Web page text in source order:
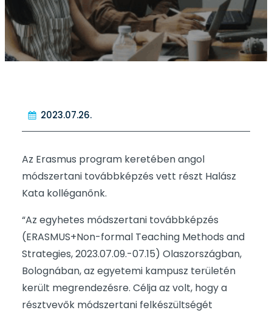
2023.07.26.
Az Erasmus program keretében angol
módszertani továbbképzés vett részt Halász
Kata kolléganőnk.
“Az egyhetes módszertani továbbképzés
(ERASMUS+Non-formal Teaching Methods and
Strategies, 2023.07.09.-07.15) Olaszországban,
Bolognában, az egyetemi kampusz területén
került megrendezésre. Célja az volt, hogy a
résztvevők módszertani felkészültségét